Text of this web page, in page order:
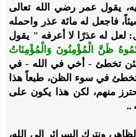
يقول عمر رضي الله تعالى
فاجعل له مائة عذر واحمله
لعل له عذرًا لا أعرفه " يقول
ظَنَّ الْمُؤْمِنُونَ وَالْمُؤْمِنَاتُ
ولئن تخطئ - أخي في الله - في
في سوء الظن، طبعاً هذا
منهم، لكن هذا يكون على
..
ونترك السرائر إلى الله،